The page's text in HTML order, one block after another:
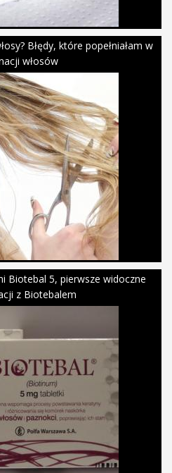
Błędy, które popełniałam w
włosów
Biotebal 5, pierwsze widoczne
z Biotebalem